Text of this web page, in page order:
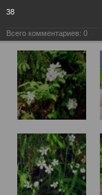
38
Всего комментариев: 0